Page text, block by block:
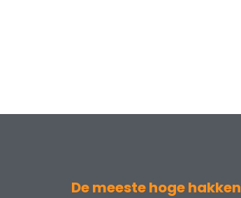
De meeste hoge hakken